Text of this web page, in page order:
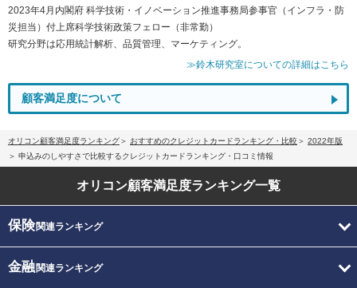
2023年4月内閣府 科学技術・イノベーション推進事務局参事官（インフラ・防
災担当）付上席科学技術政策フェロー（非常勤）
研究分野は応用統計解析、品質管理、マーケティング。
≫鈴木研究室についての詳細はこちら
顧客満足度について
オリコン顧客満足度ランキング おすすめのクレジットカードランキング・比較
2022年版
申込みのしやすさで比較するクレジットカードランキング・口コミ情報
オリコン顧客満足度ランキング一覧
保険関連ランキング
金融関連ランキング